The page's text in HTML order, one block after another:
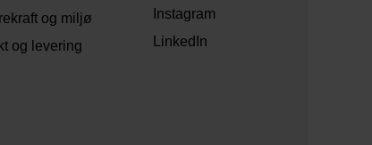
og miljø
og levering
Instagram
LinkedIn